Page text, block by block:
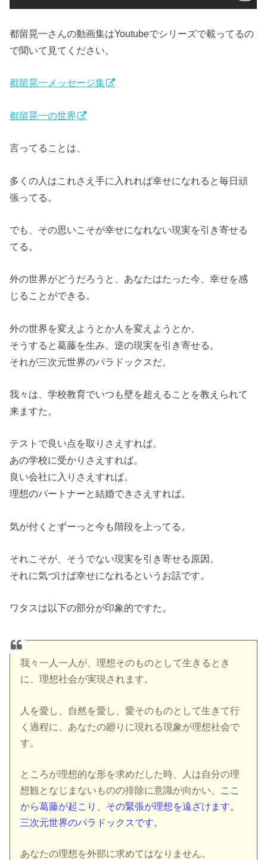
都留晃一さんの動画集はYoutubeでシリーズで載ってるの
で聞いて見てください。
都留晃一メッセージ集
都留晃一の世界
言ってることは、
多くの人はこれさえ手に入れれば幸せになれると毎日頑
張ってる。
でも、その思いこそが幸せになれない現実を引き寄せる
てる。
外の世界がどうだろうと、あなたはたった今、幸せを感
じることができる。
外の世界を変えようとか人を変えようとか、
そうすると葛藤を生み、逆の現実を引き寄せる。
それが三次元世界のパラドックスだ。
我々は、学校教育でいつも壁を超えることを教えられて
来ますた。
テストで良い点を取りさえすれば。
あの学校に受かりさえすれば。
良い会社に入りさえすれば。
理想のパートナーと結婚できさえすれば。
気が付くとずーっと今も階段を上ってる。
それこそが、そうでない現実を引き寄せる原因。
それに気づけば幸せになれるというお話です。
ワタスは以下の部分が印象的ですた。
我々一人一人が、理想そのものとして生きるとき
に、理想社会が実現されます。
人を愛し、自然を愛し、愛そのものとして生きて行
く過程に、あなたの廻りに現れる現象が理想社会で
す。
ところが理想的な形を求めだした時、人は自分の理
想観となじまないものの排除に意識が向かい、
ここ
から葛藤が起こり、その緊張が理想を遠ざけます。
三次元世界のパラドックスです。
あなたの理想を外部に求めてはなりません。